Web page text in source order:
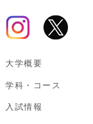
大学概要
学科・コース
入試情報